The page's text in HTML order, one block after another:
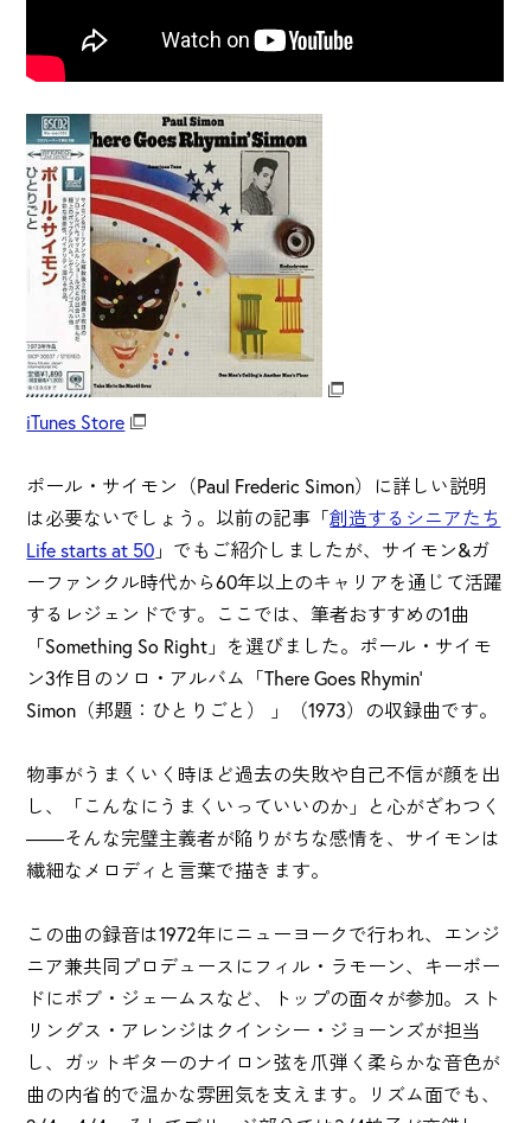
iTunes Store
ポール・サイモン（Paul Frederic Simon）に詳しい説明
は必要ないでしょう。以前の記事「創造するシニアたち
Life starts at 50 」でもご紹介しましたが、サイモン&ガ
ーファンクル時代から60年以上のキャリアを通じて活躍
するレジェンドです。ここでは、筆者おすすめの1曲
「Something So Right」を選びました。ポール・サイモ
ン3作目のソロ・アルバム「There Goes Rhymin'
Simon（邦題：ひとりごと） 」（1973）の収録曲です。
物事がうまくいく時ほど過去の失敗や自己不信が顔を出
し、「こんなにうまくいっていいのか」と心がざわつく
――そんな完璧主義者が陥りがちな感情を、サイモンは
繊細なメロディと言葉で描きます。
この曲の録音は1972年にニューヨークで行われ、エンジ
ニア兼共同プロデュースにフィル・ラモーン、キーボー
ドにボブ・ジェームスなど、トップの面々が参加。スト
リングス・アレンジはクインシー・ジョーンズが担当
し、ガットギターのナイロン弦を爪弾く柔らかな音色が
曲の内省的で温かな雰囲気を支えます。リズム面でも、